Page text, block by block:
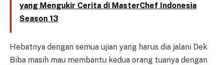
yang Mengukir Cerita di MasterChef Indonesia
Season 13
Hebatnya dengan semua ujian yang harus dia jalani Dek
Biba masih mau membantu kedua orang tuanya dengan